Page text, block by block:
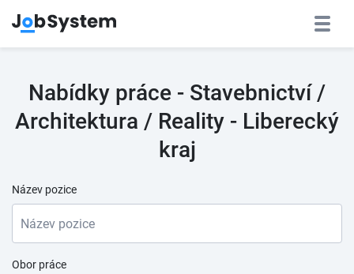
Nabídky práce - Stavebnictví /
Architektura / Reality - Liberecký
kraj
Název pozice
Obor práce